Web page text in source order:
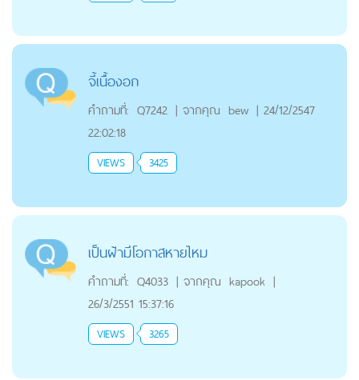
จี้เนื้องอก
คำถามที่: Q7242 | จากคุณ bew | 24/12/2547
22:02:18
VIEWS 3425
เป็นฝ้ามีโอกาสหายไหม
คำถามที่: Q4033 | จากคุณ kapook |
26/3/2551 15:37:16
VIEWS 3265